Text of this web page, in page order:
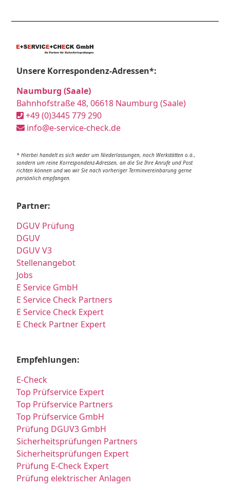
Unsere Korrespondenz-Adressen*:
Naumburg (Saale)
Bahnhofstraße 48, 06618 Naumburg (Saale)
+49 (0)3445 779 290
info@e-service-check.de
* Hierbei handelt es sich weder um Niederlassungen, noch Werkstätten o.ä.,
sondern um reine Korrespondenz-Adressen, an die Sie Ihre Anrufe und Post
richten können und wo wir Sie nach vorheriger Terminvereinbarung gerne
persönlich empfangen.
Partner:
DGUV Prüfung
DGUV
DGUV V3
Stellenangebot
Jobs
E Service GmbH
E Service Check Partners
E Service Check Expert
E Check Partner Expert
Empfehlungen:
E-Check
Top Prüfservice Expert
Top Prüfservice Partners
Top Prüfservice GmbH
Prüfung DGUV3 GmbH
Sicherheitsprüfungen Partners
Sicherheitsprüfungen Expert
Prüfung E-Check Expert
Prüfung elektrischer Anlagen